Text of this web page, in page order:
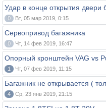
Удар в конце открытия двери
0 Вт, 05 мар 2019, 0:15
Сервопривод багажника
0 Чт, 14 фев 2019, 16:47
Опорный кронштейн VAG vs
1 Чт, 07 фев 2019, 11:15
Багажник не открывается (
4 Ср, 23 янв 2019, 21:15